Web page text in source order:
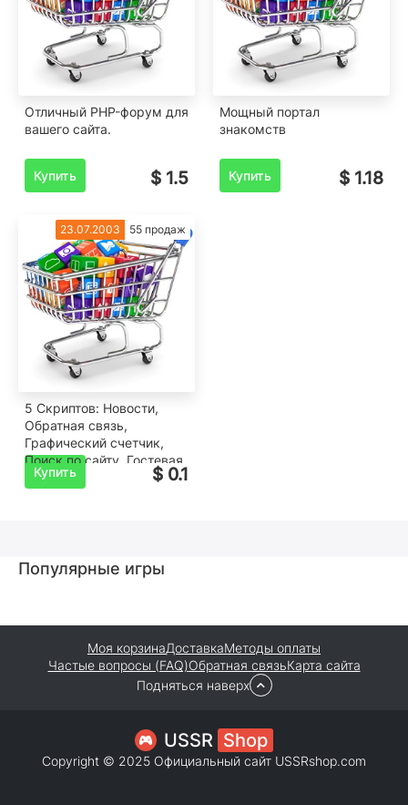
Отличный PHP-форум для
вашего сайта.
Купить $ 1.5
Мощный портал
знакомств
Купить $ 1.18
23.07.2003 55 продаж
5 Скриптов: Новости,
Обратная связь,
Графический счетчик,
Поиск по сайту, Гостевая
книга.
Купить $ 0.1
Популярные игры
Моя корзинаДоставкаМетоды оплаты
Частые вопросы (FAQ)Обратная связьКарта сайта
Подняться наверх
USSR Shop
Copyright © 2025 Официальный сайт USSRshop.com